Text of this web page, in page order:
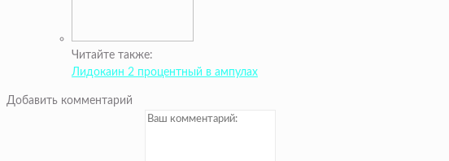
Читайте также:
Лидокаин 2 процентный в ампулах
Добавить комментарий